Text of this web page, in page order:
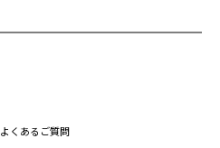
よくあるご質問